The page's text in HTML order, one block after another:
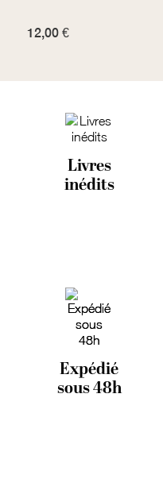
12,00 €
Livres
inédits
Expédié
sous 48h